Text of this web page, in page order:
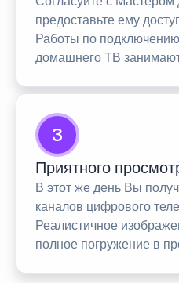
предоставьте ему
Работы по
домашнего ТВ
3
Приятного
В этот же день Вы
каналов цифрового
Реалистичное
полное погружение в